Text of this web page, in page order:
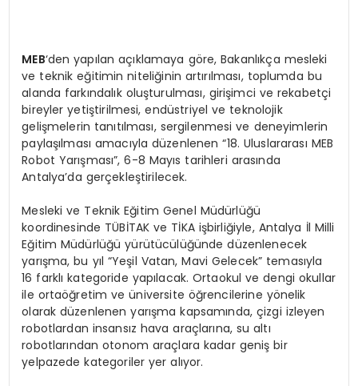
MEB‘den yapılan açıklamaya göre, Bakanlıkça mesleki
ve teknik eğitimin niteliğinin artırılması, toplumda bu
alanda farkındalık oluşturulması, girişimci ve rekabetçi
bireyler yetiştirilmesi, endüstriyel ve teknolojik
gelişmelerin tanıtılması, sergilenmesi ve deneyimlerin
paylaşılması amacıyla düzenlenen “18. Uluslararası MEB
Robot Yarışması”, 6-8 Mayıs tarihleri arasında
Antalya’da gerçekleştirilecek.
Mesleki ve Teknik Eğitim Genel Müdürlüğü
koordinesinde TÜBİTAK ve TİKA işbirliğiyle, Antalya İl Milli
Eğitim Müdürlüğü yürütücülüğünde düzenlenecek
yarışma, bu yıl “Yeşil Vatan, Mavi Gelecek” temasıyla
16 farklı kategoride yapılacak. Ortaokul ve dengi okullar
ile ortaöğretim ve üniversite öğrencilerine yönelik
olarak düzenlenen yarışma kapsamında, çizgi izleyen
robotlardan insansız hava araçlarına, su altı
robotlarından otonom araçlara kadar geniş bir
yelpazede kategoriler yer alıyor.